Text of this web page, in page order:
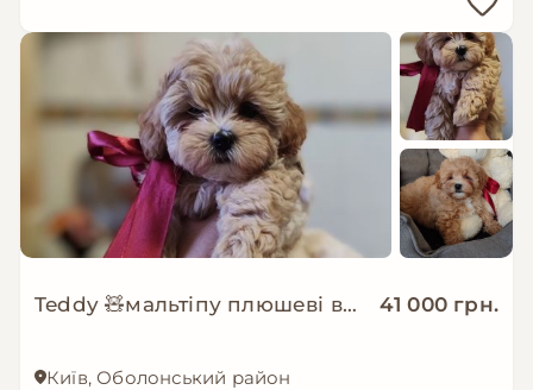
Teddy 🧸мальтіпу плюшеві ведмежата дівчата 41 000 грн.
Київ, Оболонський район